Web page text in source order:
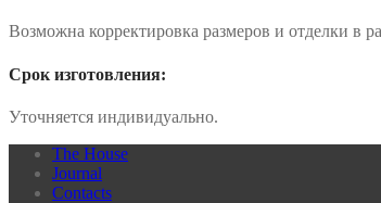
Возможна корректировка размеров и отделки в
Срок изготовления:
Уточняется индивидуально.
The House
Journal
Contacts